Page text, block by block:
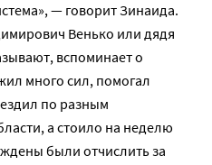
— говорит Зинаида.
Венько или дядя
вспоминает о
много сил, помогал
по разным
а стоило на неделю
были отчислить за